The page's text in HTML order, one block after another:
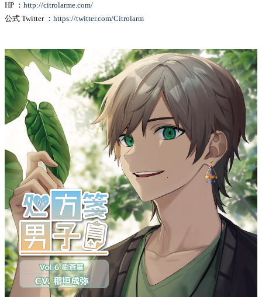
HP ： http://citrolarme.com/
公式 Twitter ： https://twitter.com/Citrolarm